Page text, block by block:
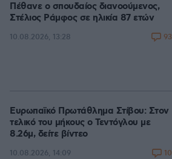
Πέθανε ο σπουδαίος διανοούμενος,
Στέλιος Ράμφος σε ηλικία 87 ετών
10.08.2026, 13:28 93
Ευρωπαϊκό Πρωτάθλημα Στίβου: Στον
τελικό του μήκους ο Τεντόγλου με
8.26μ, δείτε βίντεο
10.08.2026, 14:09 10